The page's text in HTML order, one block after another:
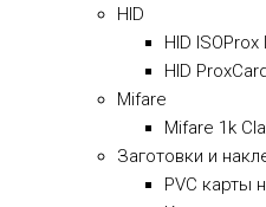
HID
HID ISOProx
HID
Mifare
Mifare 1k
Заготовки и
PVC карты